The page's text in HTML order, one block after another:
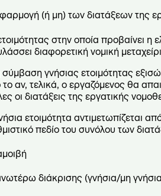
(ή μη) των διατάξεων της
στην οποία προβαίνει η
διαφορετική νομική
γνήσιας ετοιμότητας
αν, τελικά, ο εργαζόμενος θα
οι διατάξεις της εργατικής
ετοιμότητα αντιμετωπίζεται
πεδίο του συνόλου των
διάκρισης (γνήσια/μη